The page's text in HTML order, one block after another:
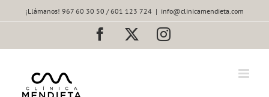
¡Llámanos! 967 60 30 50 / 601 123 724 | info@clinicamendieta.com
Facebook Instagram